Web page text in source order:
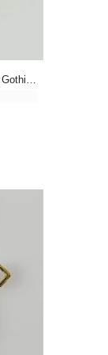
Boucles d'Oreilles Croix Gothique Plaqué Or & Diamants Strass